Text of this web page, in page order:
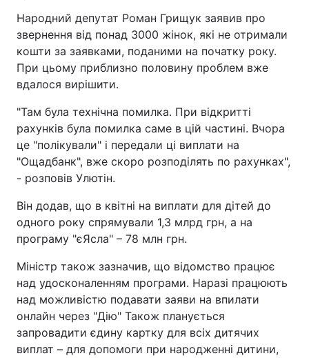
Народний депутат Роман Грищук заявив про
звернення від понад 3000 жінок, які не отримали
кошти за заявками, поданими на початку року.
При цьому приблизно половину проблем вже
вдалося вирішити.
"Там була технічна помилка. При відкритті
рахунків була помилка саме в цій частині. Вчора
це "полікували" і передали ці виплати на
"Ощадбанк", вже скоро розподілять по рахунках",
- розповів Улютін.
Він додав, що в квітні на виплати для дітей до
одного року спрямували 1,3 млрд грн, а на
програму "єЯсла" – 78 млн грн.
Міністр також зазначив, що відомство працює
над удосконаленням програми. Наразі працюють
над можливістю подавати заяви на впилати
онлайн через "Дію" Також планується
запровадити єдину картку для всіх дитячих
виплат – для допомоги при народженні дитини,